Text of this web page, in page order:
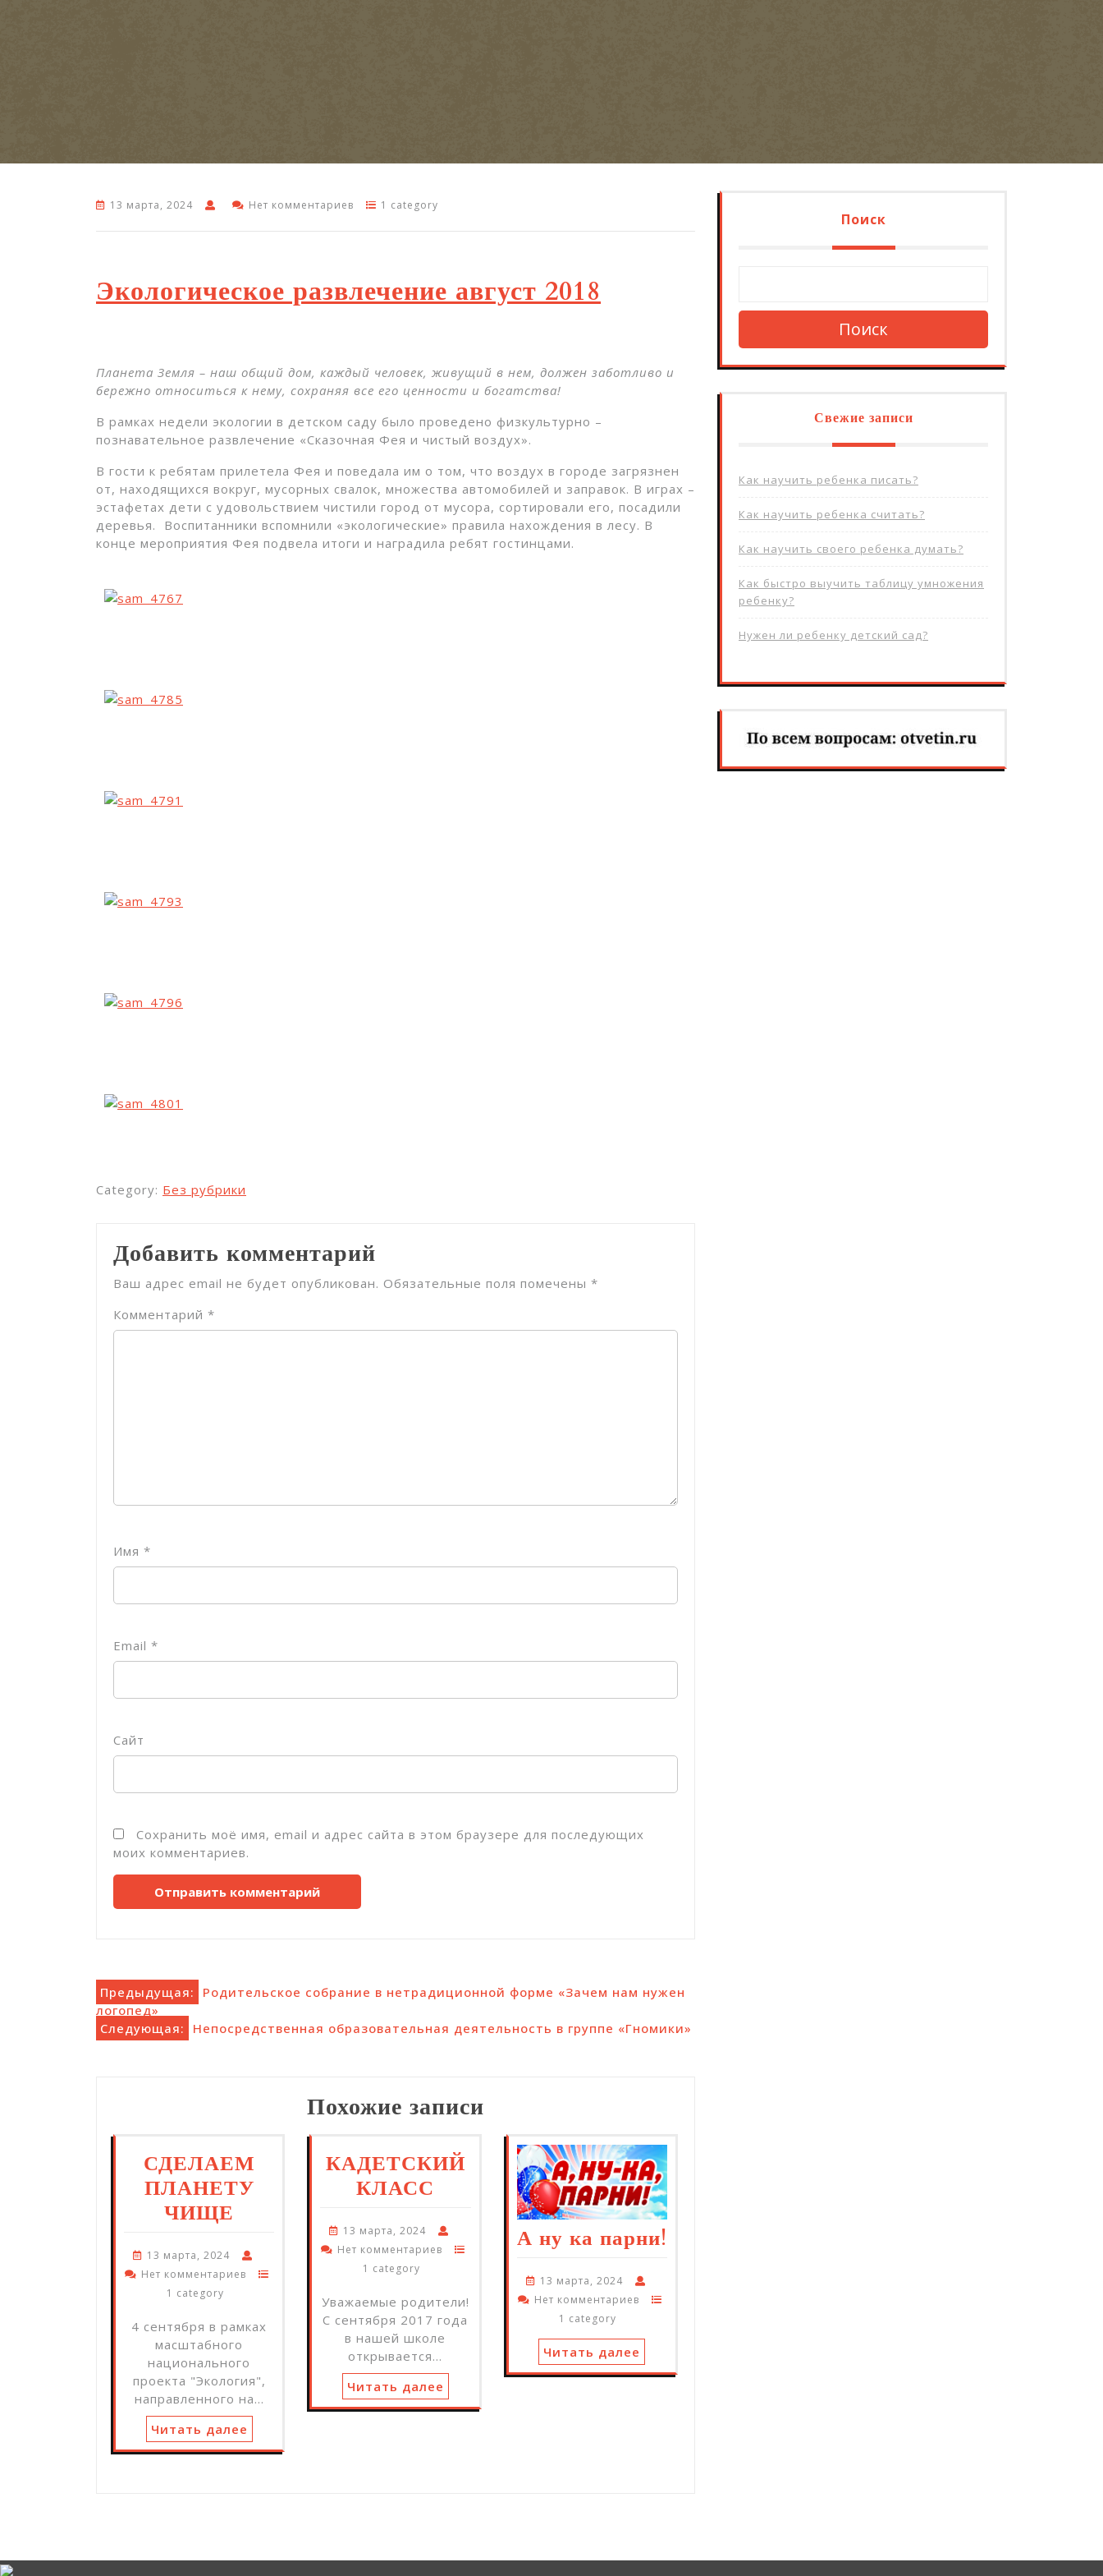
13 марта, 2024 Нет комментариев 1 category
Экологическое развлечение август 2018
Планета Земля – наш общий дом, каждый человек, живущий в нем, должен заботливо и
бережно относиться к нему, сохраняя все его ценности и богатства!
В рамках недели экологии в детском саду было проведено физкультурно –
познавательное развлечение «Сказочная Фея и чистый воздух».
В гости к ребятам прилетела Фея и поведала им о том, что воздух в городе загрязнен
от, находящихся вокруг, мусорных свалок, множества автомобилей и заправок. В играх –
эстафетах дети с удовольствием чистили город от мусора, сортировали его, посадили
деревья. Воспитанники вспомнили «экологические» правила нахождения в лесу. В
конце мероприятия Фея подвела итоги и наградила ребят гостинцами.
Category: Без рубрики
Добавить комментарий
Ваш адрес email не будет опубликован. Обязательные поля помечены *
Комментарий *
Имя *
Email *
Сайт
Сохранить моё имя, email и адрес сайта в этом браузере для последующих
моих комментариев.
Навигация
по
Предыдущая:
Родительское собрание в нетрадиционной форме «Зачем нам нужен
логопед»
Следующая:
Непосредственная образовательная деятельность в группе «Гномики»
Похожие записи
СДЕЛАЕМ
ПЛАНЕТУ
ЧИЩЕ
13 марта, 2024
Нет комментариев
1 category
4 сентября в рамках
масштабного
национального
проекта "Экология",
направленного на…
Читать далее
КАДЕТСКИЙ
КЛАСС
13 марта, 2024
Нет комментариев
1 category
Уважаемые родители!
С сентября 2017 года
в нашей школе
открывается…
Читать далее
А ну ка парни!
13 марта, 2024
Нет комментариев
1 category
Читать далее
Поиск
Поиск
Свежие записи
Как научить ребенка писать?
Как научить ребенка считать?
Как научить своего ребенка думать?
Как быстро выучить таблицу умножения
ребенку?
Нужен ли ребенку детский сад?